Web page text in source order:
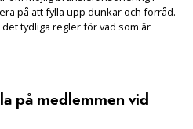
på att fylla upp dunkar och förråd.
tydliga regler för vad som är
på medlemmen vid